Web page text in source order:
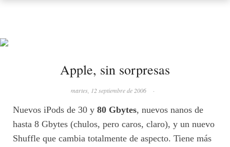
Apple, sin sorpresas
martes, 12 septiembre de 2006 ·
Nuevos iPods de 30 y 80 Gbytes, nuevos nanos de
hasta 8 Gbytes (chulos, pero caros, claro), y un nuevo
Shuffle que cambia totalmente de aspecto. Tiene más